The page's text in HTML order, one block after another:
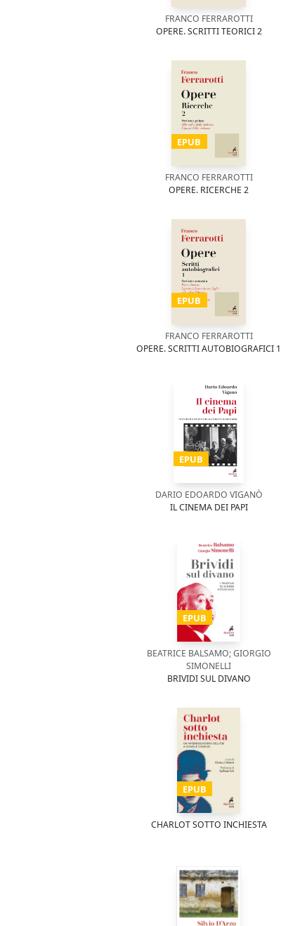
FRANCO FERRAROTTI
OPERE. SCRITTI TEORICI 2
EPUB
FRANCO FERRAROTTI
OPERE. RICERCHE 2
EPUB
FRANCO FERRAROTTI
OPERE. SCRITTI AUTOBIOGRAFICI 1
EPUB
DARIO EDOARDO VIGANÒ
IL CINEMA DEI PAPI
EPUB
BEATRICE BALSAMO; GIORGIO
SIMONELLI
BRIVIDI SUL DIVANO
EPUB
CHARLOT SOTTO INCHIESTA